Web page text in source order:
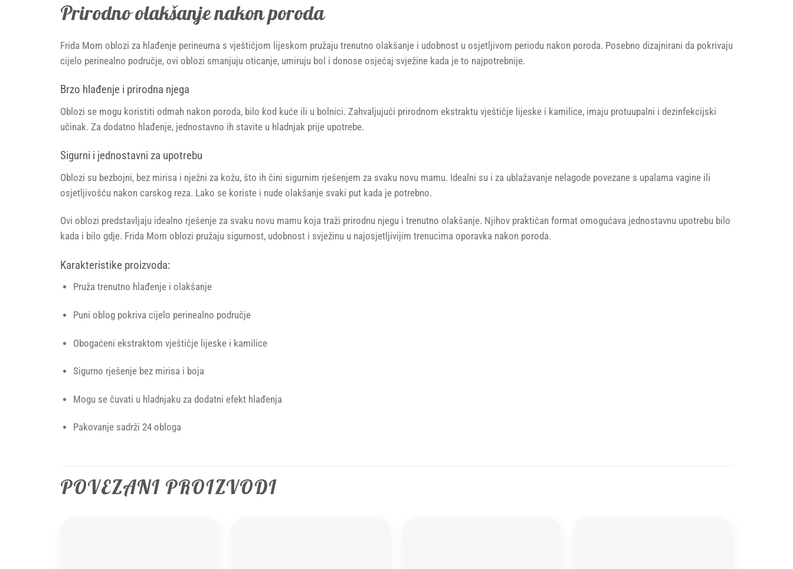
Prirodno olakšanje nakon poroda
Frida Mom oblozi za hlađenje perineuma s vještičjom lijeskom pružaju trenutno olakšanje i udobnost u osjetljivom periodu nakon poroda. Posebno dizajnirani da pokrivaju
cijelo perinealno područje, ovi oblozi smanjuju oticanje, umiruju bol i donose osjećaj svježine kada je to najpotrebnije.
Brzo hlađenje i prirodna njega
Oblozi se mogu koristiti odmah nakon poroda, bilo kod kuće ili u bolnici. Zahvaljujući prirodnom ekstraktu vještičje lijeske i kamilice, imaju protuupalni i dezinfekcijski
učinak. Za dodatno hlađenje, jednostavno ih stavite u hladnjak prije upotrebe.
Sigurni i jednostavni za upotrebu
Oblozi su bezbojni, bez mirisa i nježni za kožu, što ih čini sigurnim rješenjem za svaku novu mamu. Idealni su i za ublažavanje nelagode povezane s upalama vagine ili
osjetljivošću nakon carskog reza. Lako se koriste i nude olakšanje svaki put kada je potrebno.
Ovi oblozi predstavljaju idealno rješenje za svaku novu mamu koja traži prirodnu njegu i trenutno olakšanje. Njihov praktičan format omogućava jednostavnu upotrebu bilo
kada i bilo gdje. Frida Mom oblozi pružaju sigurnost, udobnost i svježinu u najosjetljivijim trenucima oporavka nakon poroda.
Karakteristike proizvoda:
Pruža trenutno hlađenje i olakšanje
Puni oblog pokriva cijelo perinealno područje
Obogaćeni ekstraktom vještičje lijeske i kamilice
Sigurno rješenje bez mirisa i boja
Mogu se čuvati u hladnjaku za dodatni efekt hlađenja
Pakovanje sadrži 24 obloga
POVEZANI PROIZVODI